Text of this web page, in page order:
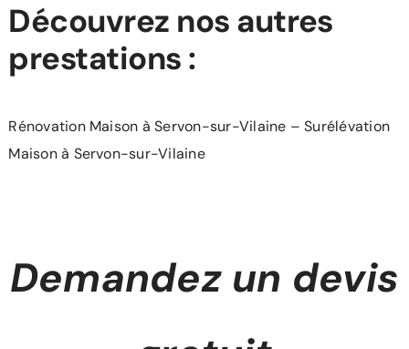
Découvrez nos autres
prestations :
Rénovation Maison à Servon-sur-Vilaine –Surélévation
Maison à Servon-sur-Vilaine
Demandez un devis